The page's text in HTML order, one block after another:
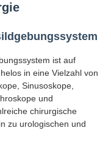
ist auf
in eine Vielzahl von
Sinusoskope,
und
chirurgische
zu urologischen und